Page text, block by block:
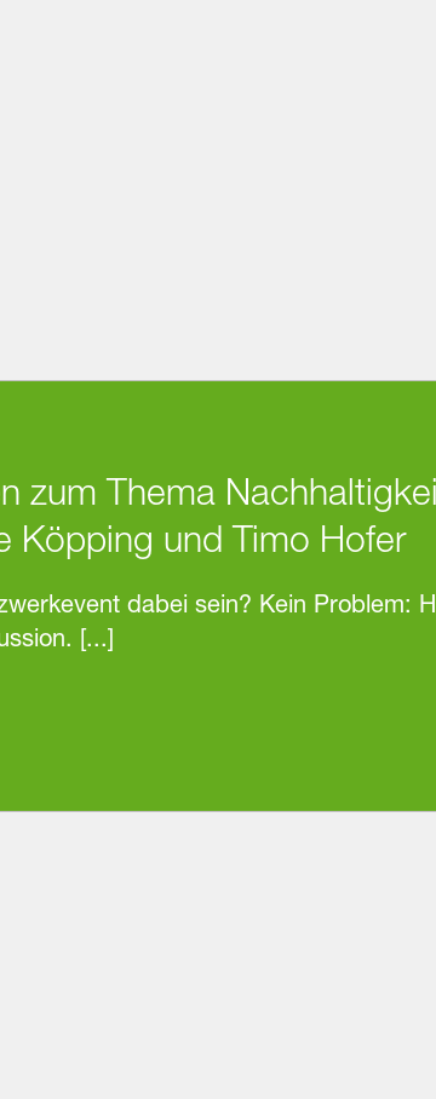
zum Thema
Köpping und Timo Hofer
dabei sein? Kein Problem:
[...]